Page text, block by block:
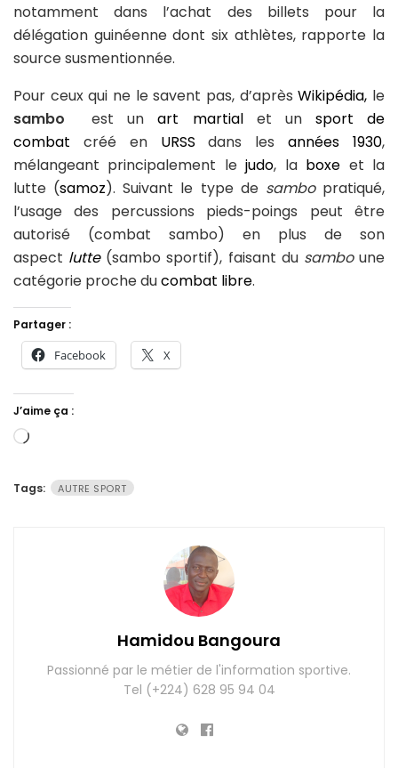
notamment dans l’achat des billets pour la
délégation guinéenne dont six athlètes, rapporte la
source susmentionnée.
Pour ceux qui ne le savent pas, d’aprèsWikipédia, le
sambo est unart martialet un sport de
combat créé en URSS dans lesannées 1930,
mélangeant principalement lejudo, la boxe et la
lutte (samoz). Suivant le type de sambopratiqué,
l’usage des percussions pieds-poings peut être
autorisé (combat sambo) en plus de son
aspect lutte(sambo sportif), faisant du samboune
catégorie proche ducombat libre.
Partager :
Facebook X
J’aime ça :
Chargement…
Tags: AUTRE SPORT
Hamidou Bangoura
Passionné par le métier de l'information sportive.
Tel (+224) 628 95 94 04